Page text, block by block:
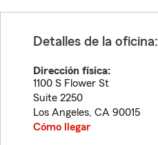
Detalles de la oficina:
Dirección física:
1100 S Flower St
Suite 2250
Los Angeles, CA 90015
Cómo llegar